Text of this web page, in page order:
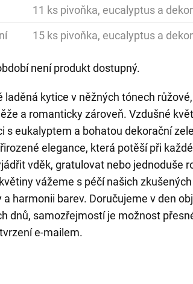
11 ks pivoňka, eucalyptus a
15 ks pivoňka, eucalyptus a
není produkt dostupný.
laděná kytice v něžných tónech
a romanticky zároveň. Vzdušné
s eukalyptem a bohatou dekorační
elegance, která potěší při
vděk, gratulovat nebo jednoduše
vážeme s péčí našich
a harmonii barev. Doručujeme v den
dnů, samozřejmostí je možnost
e-mailem.